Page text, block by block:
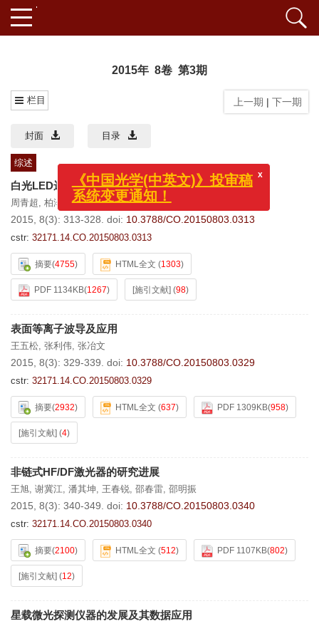
2015年 8卷 第3期
栏目 上一期 | 下一期
封面 目录
综述
白光LED远程荧光粉技术研究进展与展望
周青超, 柏泽龙,鲁路,钟海政
2015, 8(3): 313-328. doi: 10.3788/CO.20150803.0313
cstr: 32171.14.CO.20150803.0313
摘要(4755) HTML全文 (1303)
PDF 1134KB(1267) [施引文献] (98)
表面等离子波导及应用
王五松, 张利伟, 张冶文
2015, 8(3): 329-339. doi: 10.3788/CO.20150803.0329
cstr: 32171.14.CO.20150803.0329
摘要(2932) HTML全文 (637) PDF 1309KB(958)
[施引文献] (4)
非链式HF/DF激光器的研究进展
王旭, 谢冀江, 潘其坤, 王春锐, 邵春雷, 邵明振
2015, 8(3): 340-349. doi: 10.3788/CO.20150803.0340
cstr: 32171.14.CO.20150803.0340
摘要(2100) HTML全文 (512) PDF 1107KB(802)
[施引文献] (12)
星载微光探测仪器的发展及其数据应用
《中国光学(中英文)》投审稿
系统变更通知！